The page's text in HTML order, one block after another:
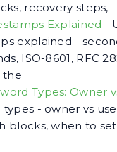
recovery steps,
Explained -
explained -
ISO-8601, RFC
the
Types: Owner
types - owner vs
blocks, when to